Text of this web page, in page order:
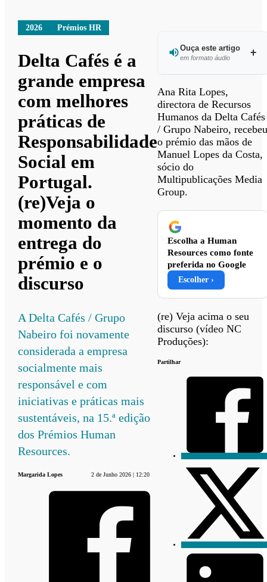
2026 Prémios HR
Delta Cafés é a
grande empresa
com melhores
práticas de
Responsabilidade
Social em
Portugal.
(re)Veja o
momento da
entrega do
prémio e o
discurso
A Delta Cafés / Grupo
Nabeiro foi novamente
considerada a empresa
socialmente mais
responsável e com
iniciativas e práticas mais
sustentáveis, na 15.ª edição
dos Prémios Human
Resources.
Margarida Lopes 2 de Junho 2026 | 12:20
Ouça este artigo
em formato áudio
Ouvir
este
artigo
Ana Rita Lopes,
directora de Recursos
Humanos da Delta Cafés
/ Grupo Nabeiro,
o prémio das mãos de
Manuel Lopes da Costa,
sócio do
Multipublicações Media
Group.
Escolha a Human
Resources como fonte
preferida no Google
Escolher ›
(re) Veja acima o seu
discurso (vídeo NC
Produções):
Partilhar